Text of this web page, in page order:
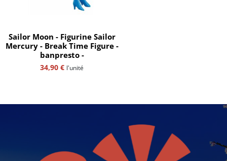
Sailor Moon - Figurine Sailor
Mercury - Break Time Figure -
banpresto -
34,90 € l'unité